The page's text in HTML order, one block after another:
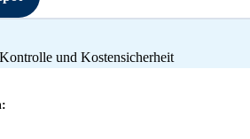
und Kostensicherheit